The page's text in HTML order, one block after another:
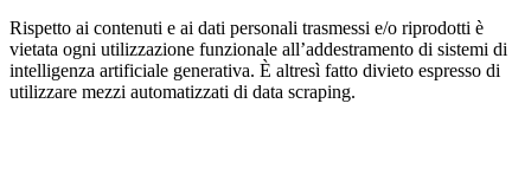
Rispetto ai contenuti e ai dati personali trasmessi e/o riprodotti è
vietata ogni utilizzazione funzionale all’addestramento di sistemi di
intelligenza artificiale generativa. È altresì fatto divieto espresso di
utilizzare mezzi automatizzati di data scraping.